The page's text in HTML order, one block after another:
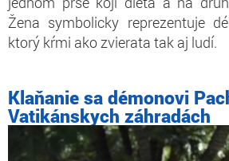
Žena symbolicky reprezentuje
ktorý kŕmi ako zvierata tak aj ludí.
Klaňanie sa démonovi
Vatikánskych záhradách